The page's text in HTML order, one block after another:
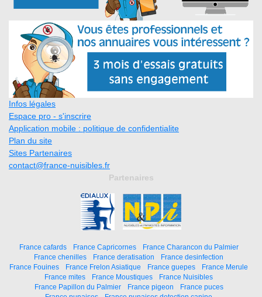
Infos légales
Espace pro - s'inscrire
Application mobile : politique de confidentialite
Plan du site
Sites Partenaires
contact@france-nuisibles.fr
Partenaires
France cafards France Capricornes
France Charancon du Palmier
France chenilles
France deratisation
France desinfection
France Fouines
France Frelon Asiatique France guepes
France Merule
France mites
France Moustiques
France Nuisibles
France Papillon du Palmier
France pigeon
France puces